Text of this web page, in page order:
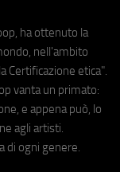
ha ottenuto la
nell'ambito
Certificazione etica".
vanta un primato:
e appena può, lo
agli artisti.
di ogni genere.